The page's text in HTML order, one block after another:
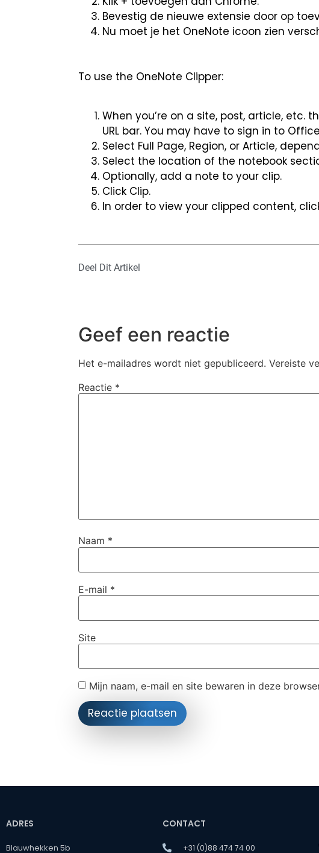
Bevestig de nieuwe extensie door op
Nu moet je het OneNote icoon zien
To use the OneNote Clipper:
When you’re on a site, post, article, etc.
URL bar. You may have to sign in to
Select Full Page, Region, or Article,
Select the location of the notebook
Optionally, add a note to your clip.
Click Clip.
In order to view your clipped content,
Deel Dit Artikel
Geef een reactie
Het e-mailadres wordt niet gepubliceerd. Vereiste
Reactie *
Naam *
E-mail *
Site
Mijn naam, e-mail en site bewaren in deze
ADRES
Blauwhekken 5b
CONTACT
+31 (0)88 474 74 00